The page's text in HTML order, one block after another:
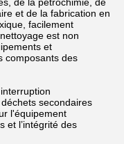
et de la fabrication en
facilement
est non
et
composants des
secondaires
l'équipement
et l’intégrité des